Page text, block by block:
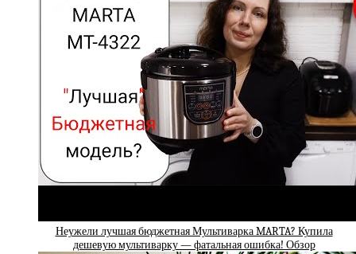
Неужели лучшая бюджетная Мультиварка MARTA? Купила
дешевую мультиварку — фатальная ошибка! Обзор